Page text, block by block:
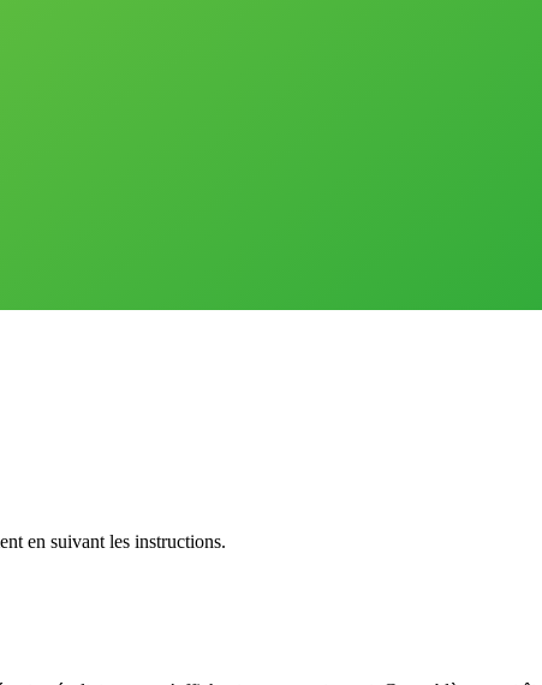
en suivant les instructions.